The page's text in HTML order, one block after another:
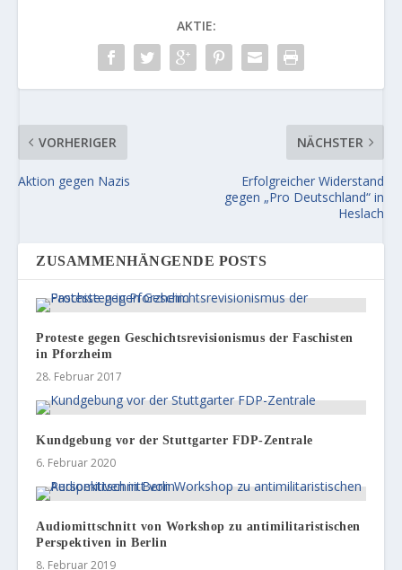
AKTIE:
VORHERIGER
Aktion gegen Nazis
NÄCHSTER
Erfolgreicher Widerstand
gegen „Pro Deutschland“ in
Heslach
ZUSAMMENHÄNGENDE POSTS
Proteste gegen Geschichtsrevisionismus der Faschisten
in Pforzheim
28. Februar 2017
Kundgebung vor der Stuttgarter FDP-Zentrale
6. Februar 2020
Audiomittschnitt von Workshop zu antimilitaristischen
Perspektiven in Berlin
8. Februar 2019